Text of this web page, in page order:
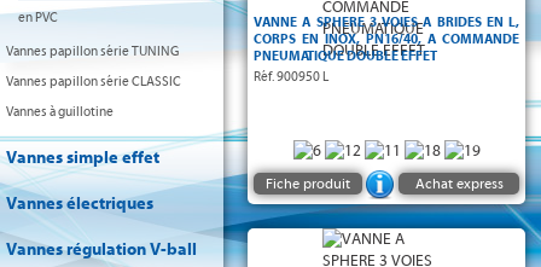
en PVC
Vannes papillon série TUNING
Vannes papillon série CLASSIC
Vannes à guillotine
Vannes simple effet
Vannes électriques
Vannes régulation V-ball
VANNE A SPHERE 3 VOIES A BRIDES EN L,
CORPS EN INOX, PN16/40, A COMMANDE
PNEUMATIQUE DOUBLE EFFET
Réf. 900950 L
Fiche produit Achat express